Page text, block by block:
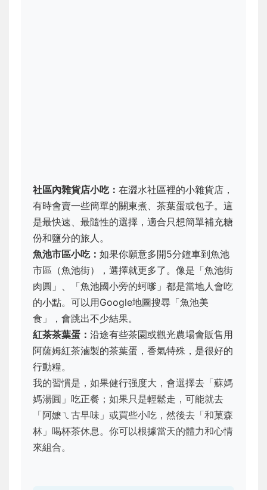
社區內雜貨店小吃： 在澀水社區裡的小雜貨店，
有時會賣一些簡單的關東煮、茶葉蛋或包子。這
是最快速、最隨性的選擇，適合只想簡單補充糖
份和鹽分的旅人。
魚池市區小吃： 如果你願意多開5分鐘車到魚池
市區（魚池街），選擇就更多了。像是「魚池街
肉圓」、「魚池國小旁的蚵嗲」都是當地人會吃
的小點。可以用Google地圖搜尋「魚池美
食」，會跳出不少結果。
紅茶茶葉蛋： 沿途有些茶園或觀光農場會販售用
阿薩姆紅茶滷製的茶葉蛋，香氣特殊，是很好的
行動糧。
我的習慣是，如果健行强度大，會選擇去「蘇媽
媽湯圓」吃正餐；如果只是輕鬆走，可能就去
「阿嬷ㄟ古早味」或買些小吃，然後去「和菓森
林」喝杯茶休息。你可以根據當天的體力和心情
來組合。